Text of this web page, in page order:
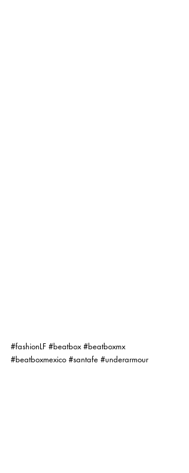
#fashionLF #beatbox #beatboxmx
#beatboxmexico #santafe #underarmour